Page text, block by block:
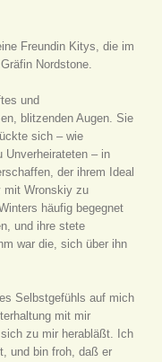
Freundin Kitys, die im
Nordstone.
und
blitzenden Augen. Sie
sich – wie
Unverheirateten – in
der ihrem Ideal
mit Wronskiy zu
häufig begegnet
und ihre stete
war die, sich über ihn
Selbstgefühls auf mich
mit mir
zu mir herabläßt. Ich
und bin froh, daß er